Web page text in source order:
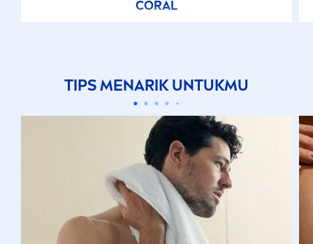
CORAL
TIPSMENARIK UNTUKMU